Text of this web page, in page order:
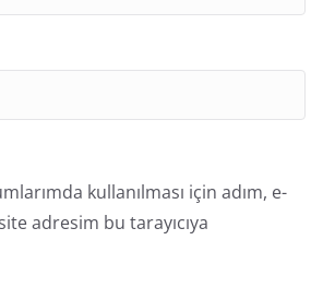
kullanılması için adım, e-
adresim bu tarayıcıya